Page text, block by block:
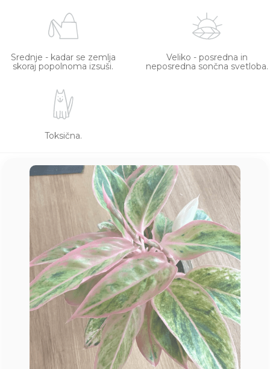
Srednje - kadar se zemlja
skoraj popolnoma izsuši.
Veliko - posredna in
neposredna sončna svetloba.
Toksična.